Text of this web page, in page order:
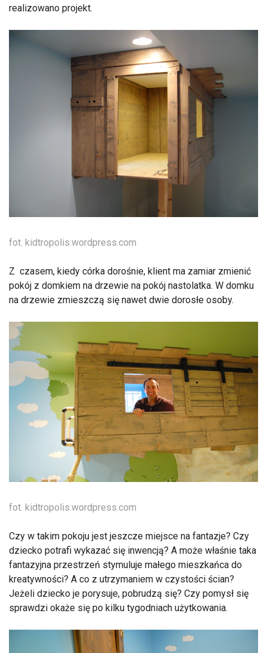
realizowano projekt.
fot. kidtropolis.wordpress.com
Z czasem, kiedy córka dorośnie, klient ma zamiar zmienić
pokój z domkiem na drzewie na pokój nastolatka. W domku
na drzewie zmieszczą się nawet dwie dorosłe osoby.
fot. kidtropolis.wordpress.com
Czy w takim pokoju jest jeszcze miejsce na fantazje? Czy
dziecko potrafi wykazać się inwencją? A może właśnie taka
fantazyjna przestrzeń stymuluje małego mieszkańca do
kreatywności? A co z utrzymaniem w czystości ścian?
Jeżeli dziecko je porysuje, pobrudzą się? Czy pomysł się
sprawdzi okaże się po kilku tygodniach użytkowania.